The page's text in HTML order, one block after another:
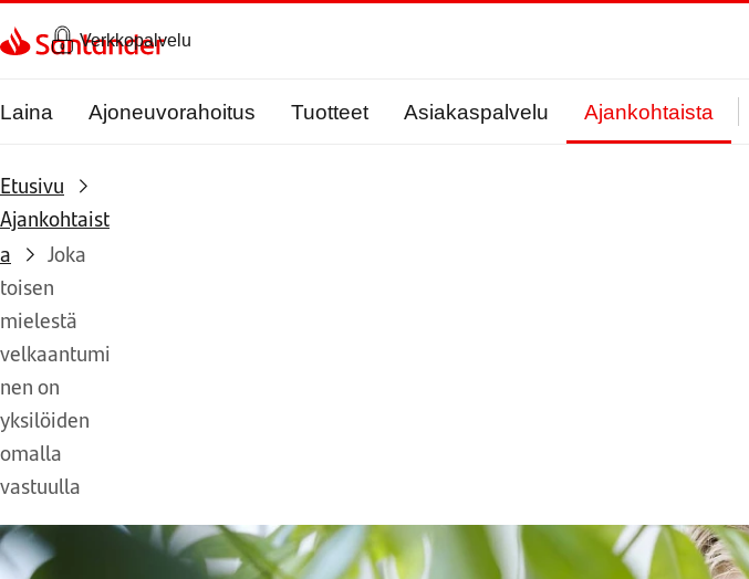
Siirry sivulle
Verkkopalvelu
Laina Ajoneuvorahoitus Tuotteet Asiakaspalvelu Ajankohtaista
Etusivu
Ajankohtaist
a
Joka
toisen
mielestä
velkaantumi
nen on
yksilöiden
omalla
vastuulla